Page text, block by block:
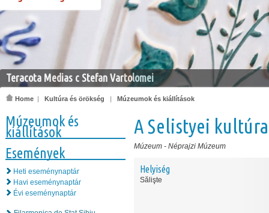
Teracota Medias c Stefan Vartolomei
Home | Kultúra és örökség | Múzeumok és kiállítások
Múzeumok és
kiállítások
Események
Heti eseménynaptár
Havi eseménynaptár
Évi eseménynaptár
A Selistyei
Múzeum - Néprajzi Múzeum
Helyiség
Sălişte